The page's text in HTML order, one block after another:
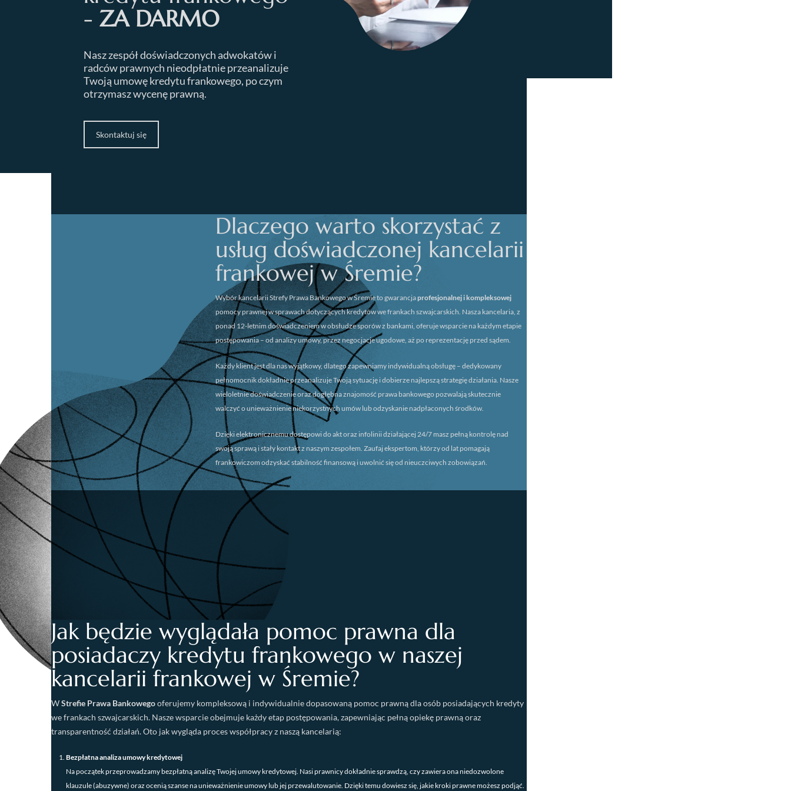
- ZA DARMO
Nasz zespół doświadczonych adwokatów i
radców prawnych nieodpłatnie przeanalizuje
Twoją umowę kredytu frankowego, po czym
otrzymasz wycenę prawną.
Skontaktuj się
Dlaczego warto skorzystać z
usług doświadczonej kancelarii
frankowej w Śremie?
Wybór kancelariiStrefy Prawa Bankowego w Śremieto gwarancjaprofesjonalnej i kompleksowej
pomocy prawnej w sprawach dotyczących kredytów we frankach szwajcarskich. Nasza kancelaria, z
ponad 12-letnim doświadczeniem w obsłudze sporów z bankami, oferuje wsparcie na każdym etapie
postępowania – od analizy umowy, przez negocjacje ugodowe, aż po reprezentację przed sądem.
Każdy klient jest dla nas wyjątkowy, dlatego zapewniamy indywidualną obsługę – dedykowany
pełnomocnik dokładnie przeanalizuje Twoją sytuację i dobierze najlepszą strategię działania. Nasze
wieloletnie doświadczenie oraz dogłębna znajomość prawa bankowego pozwalają skutecznie
walczyć o unieważnienie niekorzystnych umów lub odzyskanie nadpłaconych środków.
Dzięki elektronicznemu dostępowi do akt oraz infolinii działającej 24/7 masz pełną kontrolę nad
swoją sprawą i stały kontakt z naszym zespołem. Zaufaj ekspertom, którzy od lat pomagają
frankowiczom odzyskać stabilność finansową i uwolnić się od nieuczciwych zobowiązań.
Jak będzie wyglądała pomoc prawna dla
posiadaczy kredytu frankowego w naszej
kancelarii frankowej w Śremie?
WStrefie Prawa Bankowegooferujemy kompleksową i indywidualnie dopasowaną pomoc prawną dla osób posiadających kredyty
we frankach szwajcarskich. Nasze wsparcie obejmuje każdy etap postępowania, zapewniając pełną opiekę prawną oraz
transparentność działań. Oto jak wygląda proces współpracy z naszą kancelarią:
Bezpłatna analiza umowy kredytowej
Na początek przeprowadzamy bezpłatną analizę Twojej umowy kredytowej. Nasi prawnicy dokładnie sprawdzą, czy zawiera ona niedozwolone
klauzule (abuzywne) oraz ocenią szanse na unieważnienie umowy lub jej przewalutowanie. Dzięki temu dowiesz się, jakie kroki prawne możesz podjąć.